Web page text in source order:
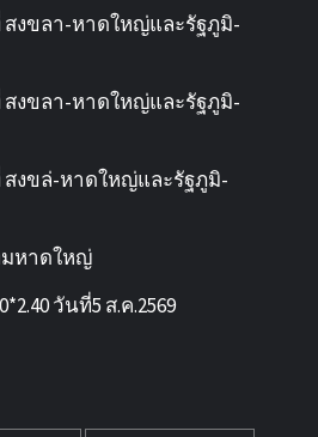
สงขลา-หาดใหญ่และรัฐภูมิ-
สงขลา-หาดใหญ่และรัฐภูมิ-
สงขล่-หาดใหญ่และรัฐภูมิ-
มหาดใหญ่
วันที่5 ส.ค.2569